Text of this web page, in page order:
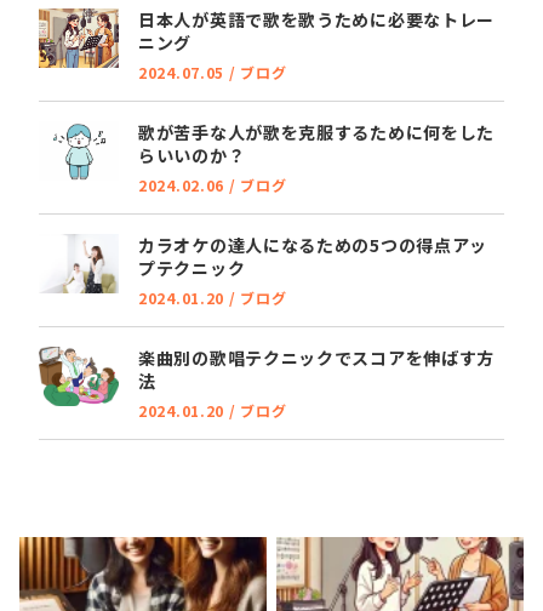
日本人が英語で歌を歌うために必要なトレー
ニング
2024.07.05 / ブログ
歌が苦手な人が歌を克服するために何をした
らいいのか？
2024.02.06 / ブログ
カラオケの達人になるための5つの得点アッ
プテクニック
2024.01.20 / ブログ
楽曲別の歌唱テクニックでスコアを伸ばす方
法
2024.01.20 / ブログ